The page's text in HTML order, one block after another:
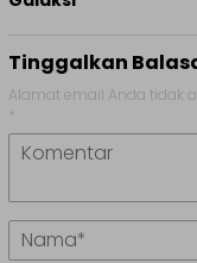
Tinggalkan
Alamat email Anda tidak
*